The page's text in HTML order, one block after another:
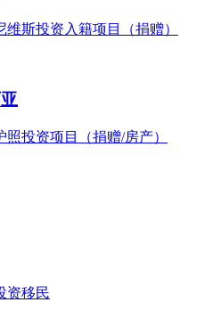
维斯投资入籍项目（捐赠）
照投资项目（捐赠/房产）
资移民